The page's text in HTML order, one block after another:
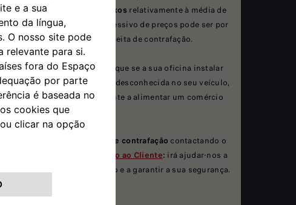
preços demasiado baixos relativamente à média de
mercado: o desvio excessivo de preços pode ser por
si só um alerta de suspeita de contrafação.
Além disso, lembre-se que se a sua oficina instalar
peças de proveniência desconhecida no seu veículo,
estará involuntariamente a alimentar um comércio
ilegal.
Revele-nos os casos de contrafação contactando o
Serviço de Apoio ao Cliente: irá ajudar-nos a
combater a falsificação e a garantir a sua segurança.